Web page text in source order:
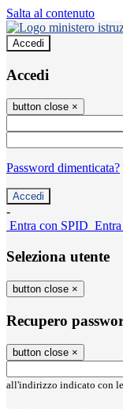
Salta al contenuto
Accedi
Accedi
button close ×
Password dimenticata?
-
Entra con SPID
Seleziona utente
button close ×
Recupero
button close ×
all'indirizzo indicato con